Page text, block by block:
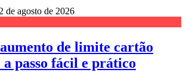
2 de agosto de 2026
de limite cartão
a passo fácil e prático